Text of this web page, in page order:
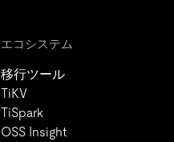
エコシステム
移行ツール
TiKV
TiSpark
OSS Insight